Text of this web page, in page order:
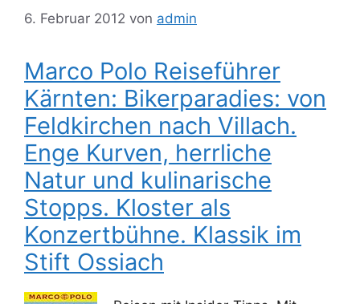
6. Februar 2012 von admin
Marco Polo Reiseführer
Kärnten: Bikerparadies: von
Feldkirchen nach Villach.
Enge Kurven, herrliche
Natur und kulinarische
Stopps. Kloster als
Konzertbühne. Klassik im
Stift Ossiach